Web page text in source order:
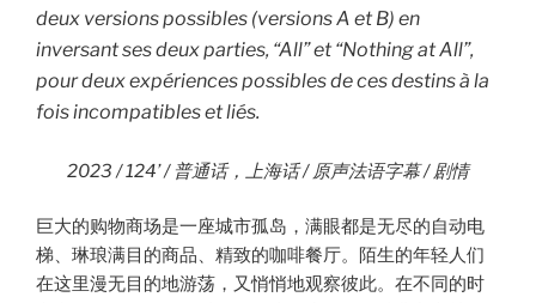
deux versions possibles (versions A et B) en
inversant ses deux parties, “All” et “Nothing at All”,
pour deux expériences possibles de ces destins à la
fois incompatibles et liés.
2023 / 124’ / 普通话，上海话 / 原声法语字幕 / 剧情
巨大的购物商场是一座城市孤岛，满眼都是无尽的自动电
梯、琳琅满目的商品、精致的咖啡餐厅。陌生的年轻人们
在这里漫无目的地游荡，又悄悄地观察彼此。在不同的时